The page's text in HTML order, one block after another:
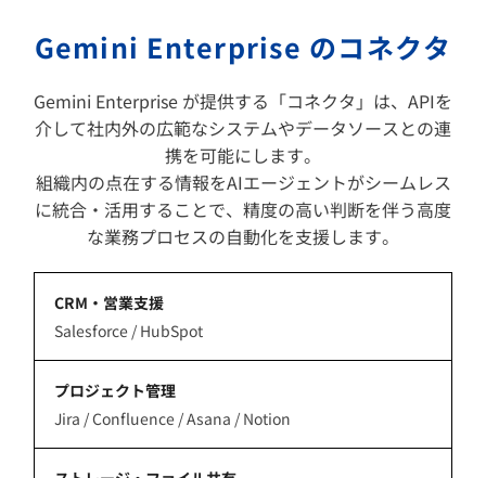
Gemini Enterprise のコネクタ
Gemini Enterprise が提供する「コネクタ」は、APIを
介して社内外の広範なシステムやデータソースとの連
携を可能にします。
組織内の点在する情報をAIエージェントがシームレス
に統合・活用することで、精度の高い判断を伴う高度
な業務プロセスの自動化を支援します。
CRM・営業支援
Salesforce / HubSpot
プロジェクト管理
Jira / Confluence / Asana / Notion